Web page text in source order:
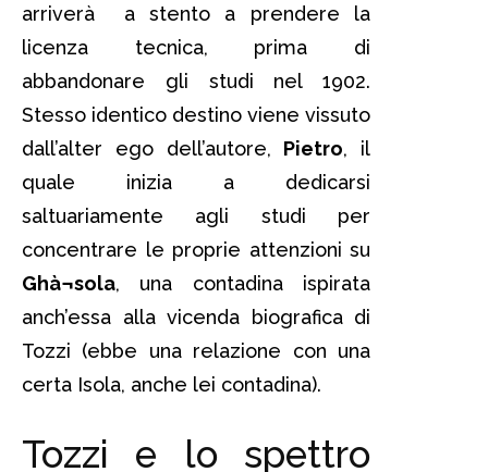
arriverà a stento a prendere la
licenza tecnica, prima di
abbandonare gli studi nel 1902.
Stesso identico destino viene vissuto
dall’alter ego dell’autore, Pietro, il
quale inizia a dedicarsi
saltuariamente agli studi per
concentrare le proprie attenzioni su
Ghà¬sola, una contadina ispirata
anch’essa alla vicenda biografica di
Tozzi (ebbe una relazione con una
certa Isola, anche lei contadina).
Tozzi e lo spettro